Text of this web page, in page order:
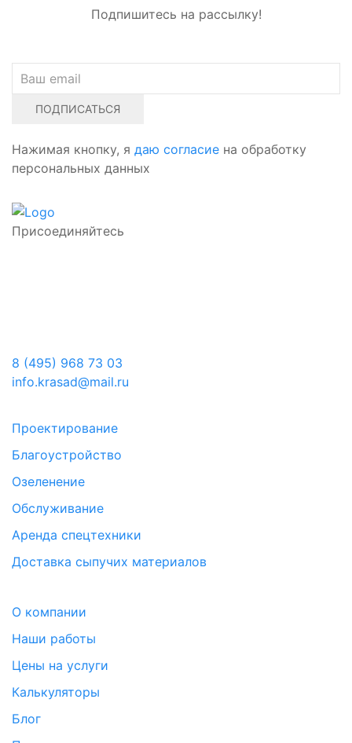
Подпишитесь на рассылку!
ПОДПИСАТЬСЯ
Нажимая кнопку, я даю согласие на обработку
персональных данных
Присоединяйтесь
8 (495) 968 73 03
info.krasad@mail.ru
Проектирование
Благоустройство
Озеленение
Обслуживание
Аренда спецтехники
Доставка сыпучих материалов
О компании
Наши работы
Цены на услуги
Калькуляторы
Блог